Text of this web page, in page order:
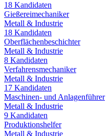
18 Kandidaten
Gießereimechaniker
Metall & Industrie
18 Kandidaten
Oberflächenbeschichter
Metall & Industrie
8 Kandidaten
Verfahrensmechaniker
Metall & Industrie
17 Kandidaten
Maschinen- und Anlagenführer
Metall & Industrie
9 Kandidaten
Produktionshelfer
Metall & Industrie